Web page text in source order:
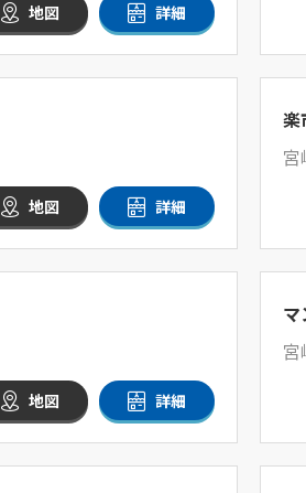
地図 詳細
地図 詳細
地図 詳細